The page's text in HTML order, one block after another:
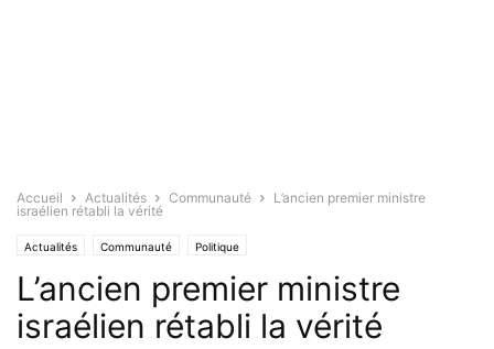
Accueil Actualités Communauté
L’ancien premier ministre
israélien rétabli la vérité
Actualités Communauté Politique
L’ancien premier ministre
israélien rétabli la vérité